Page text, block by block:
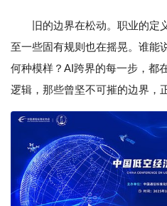
旧的边界在松动。职业的定
至一些固有规则也在摇晃。谁能
何种模样？AI跨界的每一步，都
逻辑，那些曾坚不可摧的边界，